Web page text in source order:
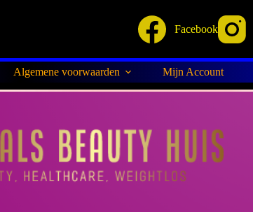
Facebook
Algemene voorwaarden Mijn Account